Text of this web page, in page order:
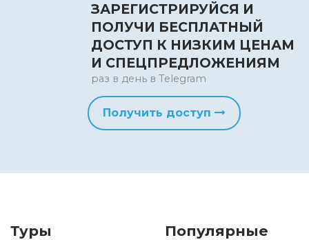
ЗАРЕГИСТРИРУЙСЯ И
ПОЛУЧИ БЕСПЛАТНЫЙ
ДОСТУП К НИЗКИМ ЦЕНАМ
И СПЕЦПРЕДЛОЖЕНИЯМ
раз в день в Telegram
Получить доступ
Туры
Популярные